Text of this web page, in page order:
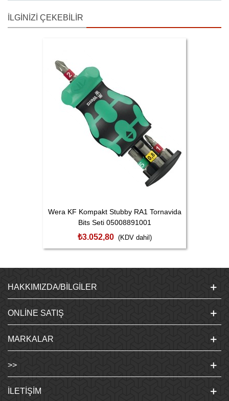
İLGINIZI ÇEKEBILIR
Wera KF Kompakt Stubby RA1 Tornavida
Bits Seti 05008891001
₺3.052,80 (KDV dahil)
HAKKIMIZDA/BILGILER
ONLINE SATIŞ
MARKALAR
>>
İLETIŞIM